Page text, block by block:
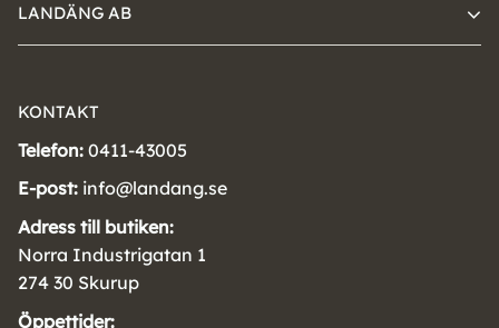
LANDÄNG AB
KONTAKT
Telefon: 0411-43005
E-post: info@landang.se
Adress till butiken:
Norra Industrigatan 1
274 30 Skurup
Öppettider: